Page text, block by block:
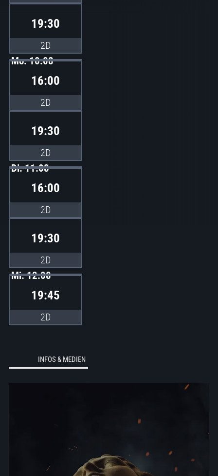
19:30
2D
Mo. 10.08
16:00
2D
19:30
2D
Di. 11.08
16:00
2D
19:30
2D
Mi. 12.08
19:45
2D
INFOS & MEDIEN